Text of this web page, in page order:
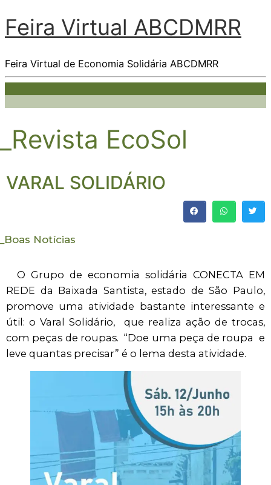
Feira Virtual ABCDMRR
Feira Virtual de Economia Solidária ABCDMRR
_Revista EcoSol
VARAL SOLIDÁRIO
Boas Notícias
O Grupo de economia solidária CONECTA EM
REDE da Baixada Santista, estado de São Paulo,
promove uma atividade bastante interessante e
útil: o Varal Solidário, que realiza ação de trocas,
com peças de roupas. “Doe uma peça de roupa e
leve quantas precisar” é o lema desta atividade.